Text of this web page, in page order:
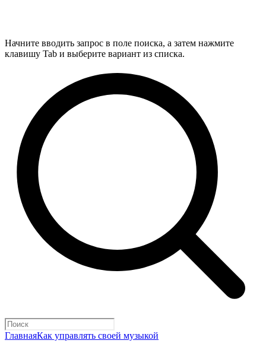
Начните вводить запрос в поле поиска, а затем нажмите
клавишу Tab и выберите вариант из списка.
ГлавнаяКак управлять своей музыкой